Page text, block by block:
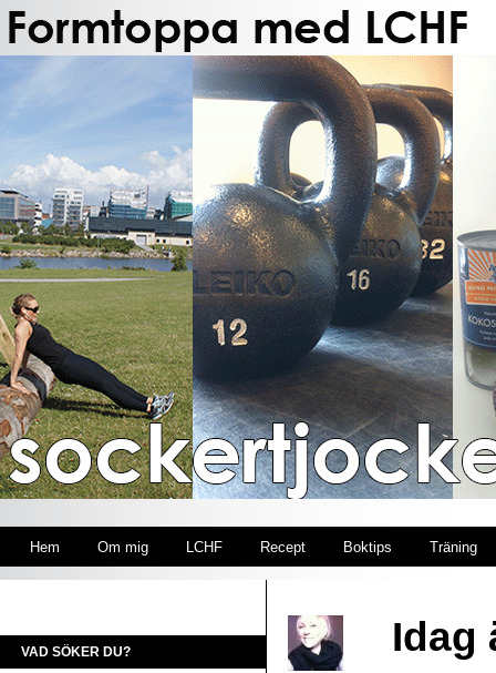
Hem Om mig LCHF Recept Boktips Träning
VAD SÖKER DU? Idag